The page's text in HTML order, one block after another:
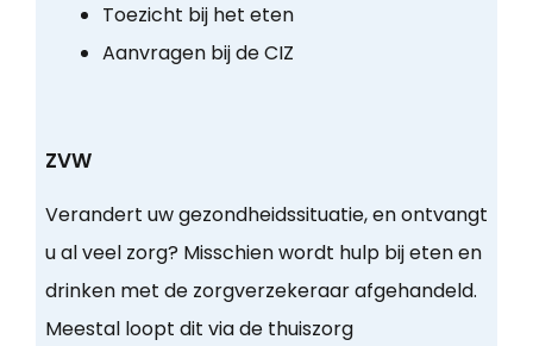
Toezicht bij het eten
Aanvragen bij de CIZ
ZVW
Verandert uw gezondheidssituatie, en ontvangt
u al veel zorg? Misschien wordt hulp bij eten en
drinken met de zorgverzekeraar afgehandeld.
Meestal loopt dit via de thuiszorg